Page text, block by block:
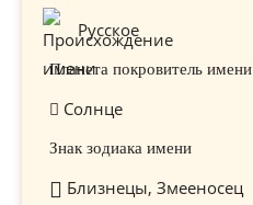
Русское
Планета покровитель имени
Солнце
Знак зодиака имени
Близнецы, Змееносец